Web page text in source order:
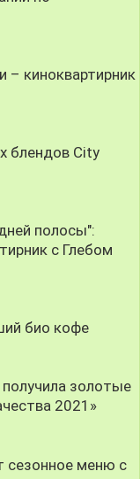
– киноквартирник
блендов City
полосы":
с Глебом
био кофе
золотые
2021»
сезонное меню с